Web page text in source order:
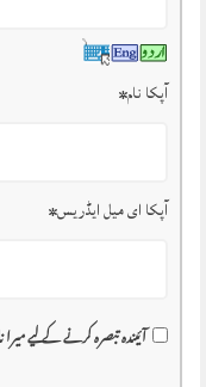
آپکا نام*
آپکا ای میل ایڈریس*
آئیندہ تبصرہ کرنے کے لیے